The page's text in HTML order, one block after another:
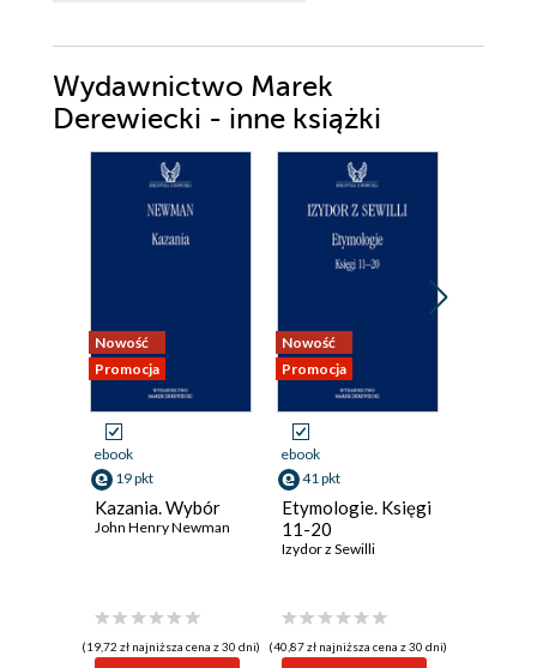
Księga IX 427
Księga XI 523
Księga XII 561
Odstępstwa od edycji Johna Burneta 614
Bibliografia 617
Indeks osób i postaci 628
Indeks nazw geograficznych i ludów 631
Indeks rzeczowy 633
Wydawnictwo Marek
Derewiecki - inne książki
Nowość
Promocja
ebook
19 pkt
Kazania. Wybór
John Henry Newman
(19,72 zł najniższa cena z 30 dni)
Nowość
Promocja
ebook
41 pkt
Etymologie. Księgi
11-20
Izydor z Sewilli
(40,87 zł najniższa cena z 30 dni)